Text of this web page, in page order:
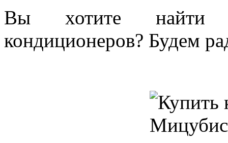
Вы хотите найти
кондиционеров? Будем